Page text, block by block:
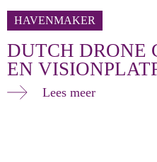
HAVENMAKER
DUTCH DRONE
EN
Lees meer